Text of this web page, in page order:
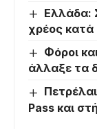
Ελλάδα:
χρέος
Φόροι
άλλαξε τα
Pass και